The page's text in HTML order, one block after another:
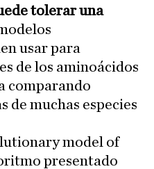
tolerar una
usar para
de los aminoácidos
comparando
de muchas especies
model of
presentado